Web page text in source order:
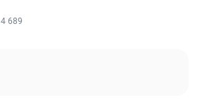
4 689